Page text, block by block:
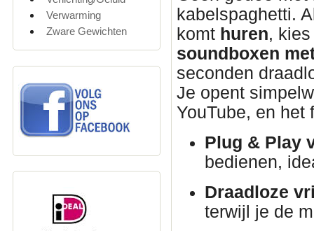
Verwarming
Zware Gewichten
kabelspaghetti.
komt huren,
soundboxen
seconden
Je opent
YouTube, en het
Plug & Play
bedienen,
Draadloze
terwijl je de